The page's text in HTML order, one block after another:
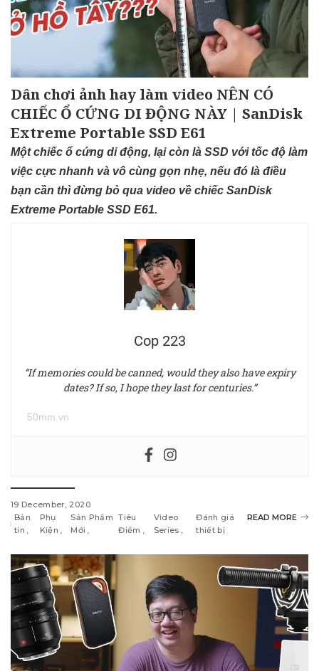
Dân chơi ảnh hay làm video NÊN CÓ
CHIẾC Ổ CỨNG DI ĐỘNG NÀY | SanDisk
Extreme Portable SSD E61
Một chiếc ổ cứng di động, lại còn là SSD với tốc độ làm
việc cực nhanh và vô cùng gọn nhẹ, nếu đó là điều
bạn cần thì đừng bỏ qua video về chiếc SanDisk
Extreme Portable SSD E61.
Cop 223
“If memories could be canned, would they also have expiry
dates? If so, I hope they last for centuries.”
50mm.vn
19 December, 2020
Bản
tin
Phụ
Kiện
Sản Phẩm
Mới
Tiêu
Điểm
Video
Series
Đánh giá
thiết bị
READ MORE